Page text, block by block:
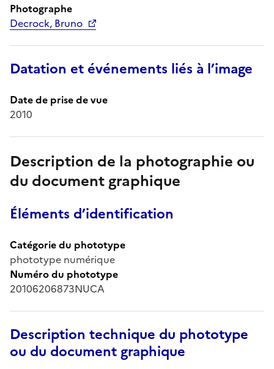
Photographe
Decrock, Bruno
Datation et événements liés à l’image
Date de prise de vue
2010
Description de la photographie ou
du document graphique
Éléments d’identification
Catégorie du phototype
phototype numérique
Numéro du phototype
20106206873NUCA
Description technique du phototype
ou du document graphique